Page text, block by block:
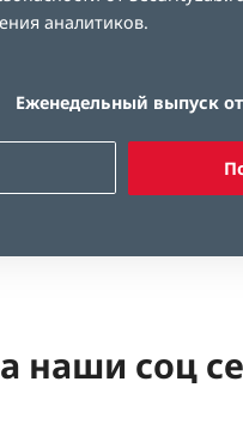
аналитиков.
Еженедельный выпуск
наши соц